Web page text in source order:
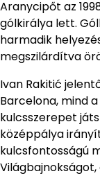
Aranycipőt az
gólkirálya lett.
harmadik
megszilárdítva
Ivan Rakitić
Barcelona, mind
kulcsszerepet
középpálya
kulcsfontosságú